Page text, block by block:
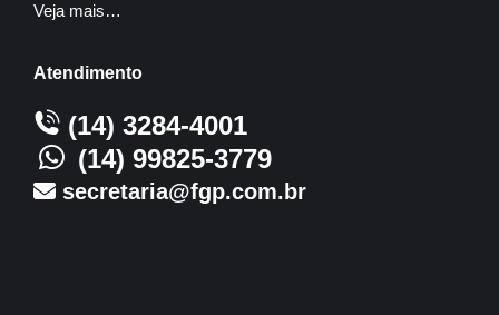
Veja mais…
Atendimento
(14) 3284-4001
(14) 99825-3779
secretaria@fgp.com.br